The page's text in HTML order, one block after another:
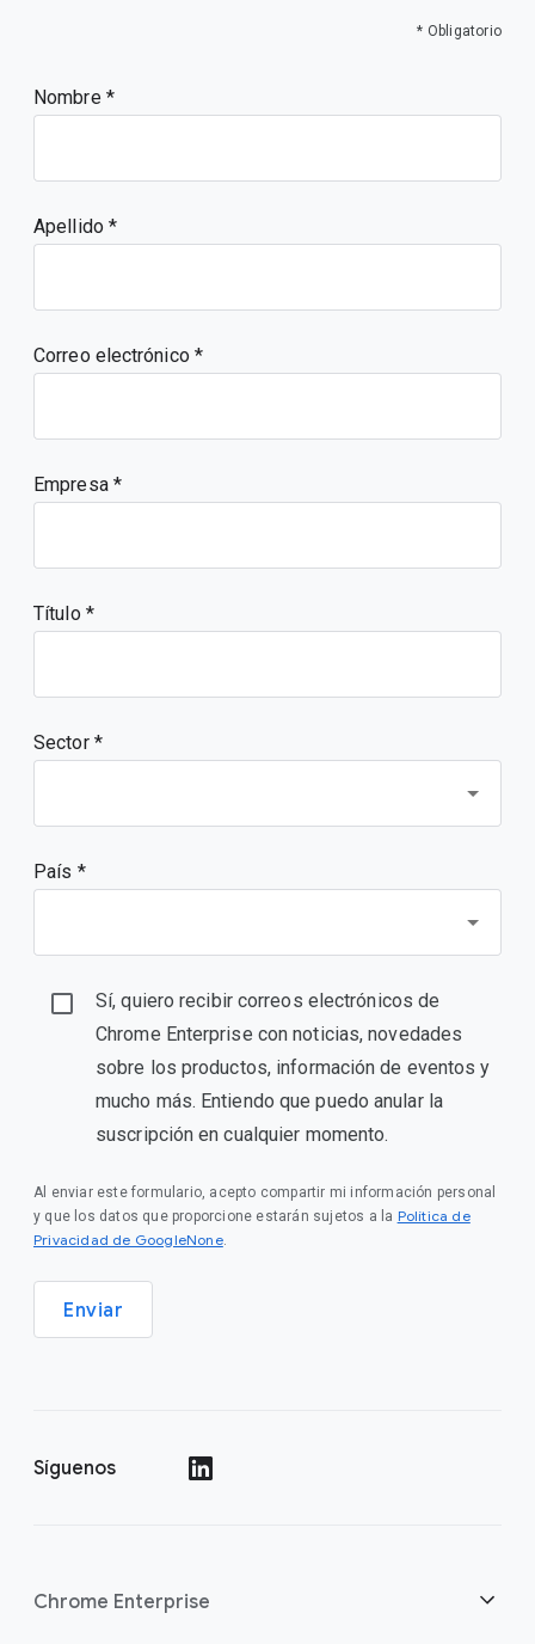
* Obligatorio
Nombre
Apellido
Correo electrónico
Empresa
Título
Sector *
País *
Sí, quiero recibir correos electrónicos de
Chrome Enterprise con noticias, novedades
sobre los productos, información de eventos y
mucho más. Entiendo que puedo anular la
suscripción en cualquier momento.
Al enviar este formulario, acepto compartir mi información personal
y que los datos que proporcione estarán sujetos a la Política de
Privacidad de GoogleNone.
Enviar
Síguenos
Chrome Enterprise